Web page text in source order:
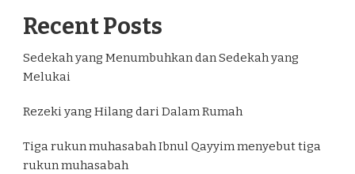
Recent Posts
Sedekah yang Menumbuhkan dan Sedekah yang
Melukai
Rezeki yang Hilang dari Dalam Rumah
Tiga rukun muhasabah Ibnul Qayyim menyebut tiga
rukun muhasabah